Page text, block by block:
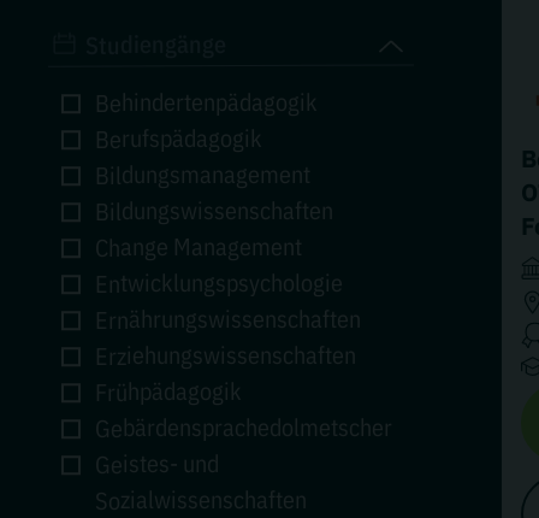
Behindertenpädagogik
Berufspädagogik
Bildungsmanagement
Bildungswissenschaften
Change Management
Entwicklungspsychologie
Ernährungswissenschaften
Erziehungswissenschaften
Frühpädagogik
Gebärdensprachedolmetscher
Geistes- und
Sozialwissenschaften